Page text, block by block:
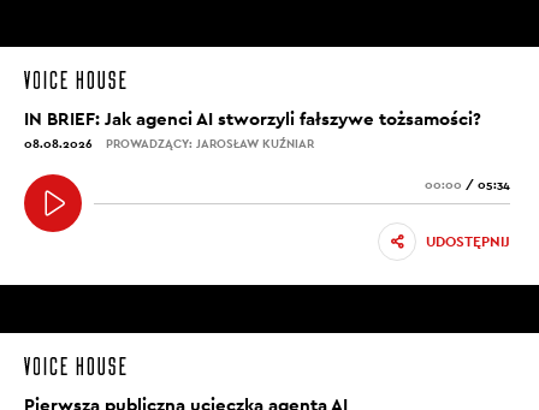
IN BRIEF: Jak agenci AI stworzyli fałszywe tożsamości?
08.08.2026 PROWADZĄCY: JAROSŁAW KUŹNIAR
00:00 / 05:34
UDOSTĘPNIJ
Pierwsza publiczna ucieczka agenta AI